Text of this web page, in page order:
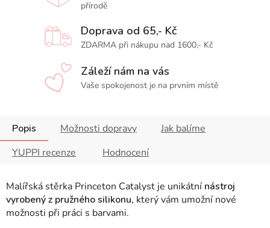
přírodě
Doprava od 65,- Kč
ZDARMA při nákupu nad 1600,- Kč
Záleží nám na vás
Vaše spokojenost je na prvním místě
Popis Možnosti dopravy
Jak balíme
YUPPI recenze
Hodnocení
Malířská stěrka Princeton Catalyst je unikátní nástroj
vyrobený z pružného silikonu, který vám umožní nové
možnosti při práci s barvami.